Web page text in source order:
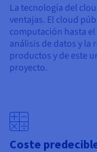
La tecnología del
ventajas. El cloud
computación hasta
análisis de datos y la
productos y de este
proyecto.
Coste